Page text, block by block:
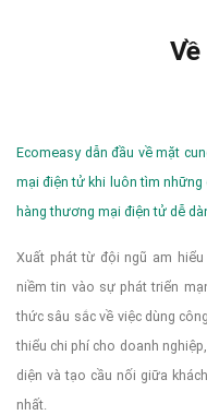
Ecomeasy dẫn đầu về mặt
mại điện tử khi luôn tìm những
hàng thương mại điện tử dễ
Xuất phát từ đội ngũ am
niềm tin vào sự phát triển
thức sâu sắc về việc dùng
thiểu chi phí cho doanh
diện và tạo cầu nối giữa
nhất.